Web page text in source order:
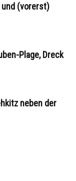
und (vorerst)
Plage, Dreck
neben der